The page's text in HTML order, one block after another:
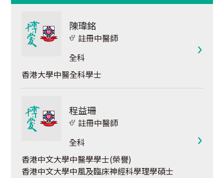
陳瑋銘
註冊中醫師
全科
香港大學中醫全科學士
程益珊
註冊中醫師
全科
香港中文大學中醫學學士(榮譽)
香港中文大學中風及臨床神經科學理學碩士